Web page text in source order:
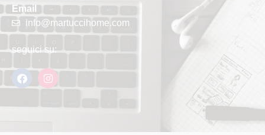
Email
info@martuccihome.com
seguici su: